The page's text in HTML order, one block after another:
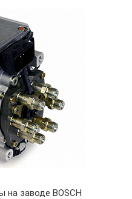
на заводе BOSCH